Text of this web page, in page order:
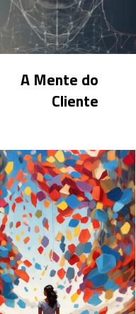
A Mente do
Cliente